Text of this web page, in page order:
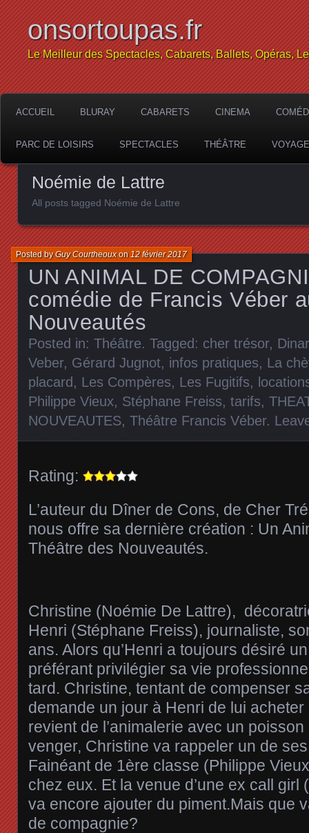
onsortoupas.fr
Le Meilleur des Spectacles, Cabarets, Ballets, Opéras,
ACCUEIL BLURAY CABARETS CINEMA
PARC DE LOISIRS SPECTACLES THÉÂTRE
Noémie de Lattre
All posts tagged Noémie de Lattre
UN ANIMAL DE
comédie de Francis Véber
Nouveautés
Posted byGuy Courtheouxon 12 février 2017
Posted in: Théâtre. Tagged: cher trésor,
Veber, Gérard Jugnot, infos pratiques, La
placard, Les Compères, Les Fugitifs,
Philippe Vieux, Stéphane Freiss, tarifs,
NOUVEAUTES, Théâtre Francis Véber.
Rating:
L’auteur du Dîner de Cons, de Cher
nous offre sa dernière création : Un
Théâtre des Nouveautés.
Christine (Noémie De Lattre),
Henri (Stéphane Freiss), journaliste,
ans. Alors qu’Henri a toujours désiré
préférant privilégier sa vie
tard. Christine, tentant de compenser
demande un jour à Henri de lui
revient de l’animalerie avec un
venger, Christine va rappeler un de
Fainéant de 1ère classe (Philippe
chez eux. Et la venue d’une ex call
va encore ajouter du piment.Mais que
de compagnie?